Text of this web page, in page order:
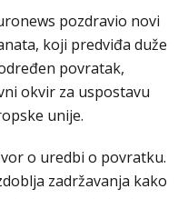
pozdravio novi
koji predviđa duže
povratak,
okvir za uspostavu
unije.
o uredbi o povratku.
zadržavanja kako